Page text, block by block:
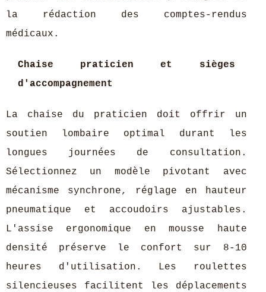
la rédaction des comptes-rendus
médicaux.
Chaise praticien et sièges
d'accompagnement
La chaise du praticien doit offrir un
soutien lombaire optimal durant les
longues journées de consultation.
Sélectionnez un modèle pivotant avec
mécanisme synchrone, réglage en hauteur
pneumatique et accoudoirs ajustables.
L'assise ergonomique en mousse haute
densité préserve le confort sur 8-10
heures d'utilisation. Les roulettes
silencieuses facilitent les déplacements